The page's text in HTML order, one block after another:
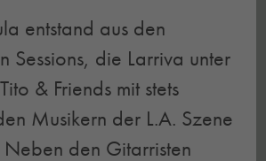
entstand aus den
Sessions, die Larriva unter
& Friends mit stets
Musikern der L.A. Szene
Neben den Gitarristen